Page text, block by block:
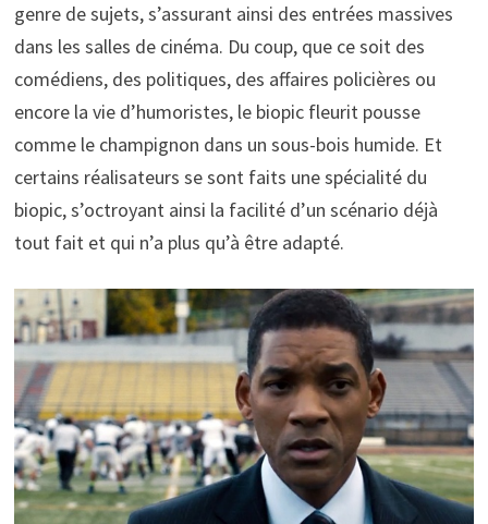
genre de sujets, s’assurant ainsi des entrées massives
dans les salles de cinéma. Du coup, que ce soit des
comédiens, des politiques, des affaires policières ou
encore la vie d’humoristes, le biopic fleurit pousse
comme le champignon dans un sous-bois humide. Et
certains réalisateurs se sont faits une spécialité du
biopic, s’octroyant ainsi la facilité d’un scénario déjà
tout fait et qui n’a plus qu’à être adapté.